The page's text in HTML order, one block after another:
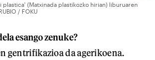
plastica' (Matxinada plastikozko hirian) liburuaren
/ FOKU
esango zenuke?
gentrifikazioa da agerikoena.